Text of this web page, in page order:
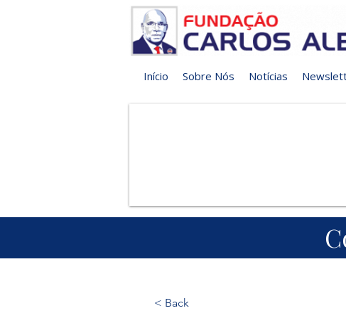
Início Sobre Nós Notícias
< Back